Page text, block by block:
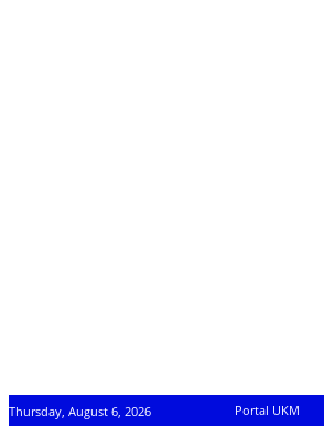
Thursday, August 6, 2026 Portal UKM